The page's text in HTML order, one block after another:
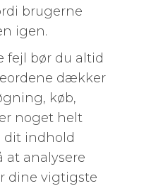
brugerne
igen.
fejl bør du altid
dækker
køb,
noget helt
dit indhold
at analysere
dine vigtigste